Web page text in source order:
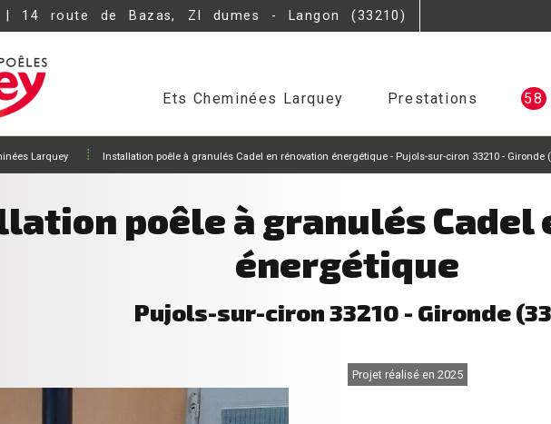
| 14 route de Bazas, ZI dumes - Langon (33210)
Ets Cheminées Larquey Prestations 58
Larquey Installation poêle à granulés Cadel en rénovation énergétique - Pujols-sur-ciron 33210 - Gironde
poêle à granulés Cadel
énergétique
Pujols-sur-ciron 33210 - Gironde
Projet réalisé en 2025